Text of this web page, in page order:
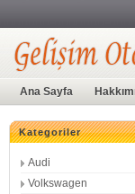
Ana Sayfa
Kategoriler
Audi
Volkswagen